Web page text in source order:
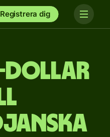
Registrera dig
dollar